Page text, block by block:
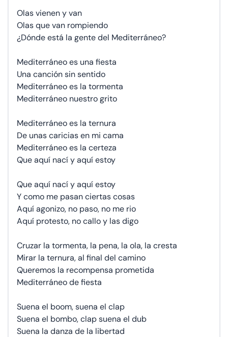
Olas vienen y van
Olas que van rompiendo
¿Dónde está la gente del Mediterráneo?
Mediterráneo es una fiesta
Una canción sin sentido
Mediterráneo es la tormenta
Mediterráneo nuestro grito
Mediterráneo es la ternura
De unas caricias en mi cama
Mediterráneo es la certeza
Que aquí nací y aquí estoy
Que aquí nací y aquí estoy
Y como me pasan ciertas cosas
Aquí agonizo, no paso, no me rio
Aquí protesto, no callo y las digo
Cruzar la tormenta, la pena, la ola, la cresta
Mirar la ternura, al final del camino
Queremos la recompensa prometida
Mediterráneo de fiesta
Suena el boom, suena el clap
Suena el bombo, clap suena el dub
Suena la danza de la libertad